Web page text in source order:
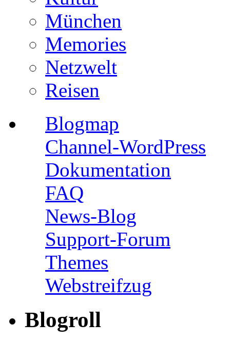
München
Memories
Netzwelt
Reisen
Blogmap
Channel-WordPress
Dokumentation
FAQ
News-Blog
Support-Forum
Themes
Webstreifzug
Blogroll